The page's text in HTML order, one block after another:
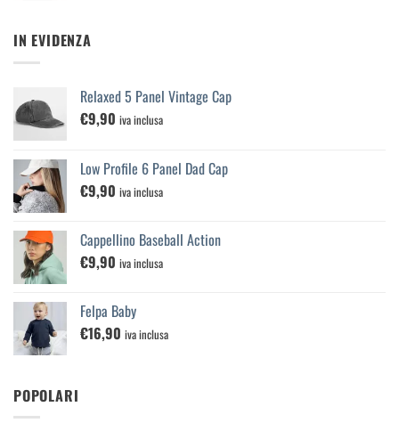
IN EVIDENZA
Relaxed 5 Panel Vintage Cap
€9,90 iva inclusa
Low Profile 6 Panel Dad Cap
€9,90 iva inclusa
Cappellino Baseball Action
€9,90 iva inclusa
Felpa Baby
€16,90 iva inclusa
POPOLARI